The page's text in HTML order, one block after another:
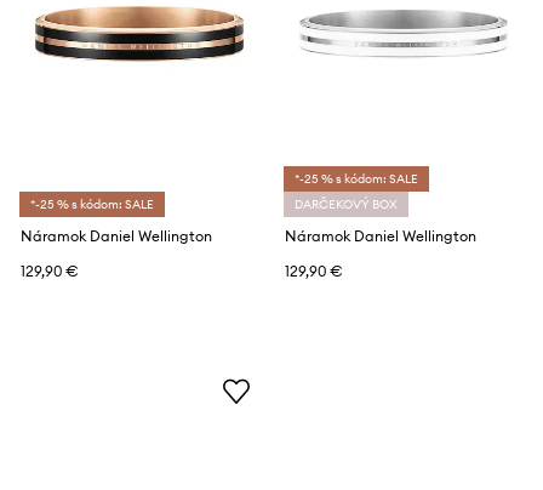
*-25 % s kódom: SALE
Náramok Daniel Wellington
129,90 €
*-25 % s kódom: SALE
DARČEKOVÝ BOX
Náramok Daniel Wellington
129,90 €